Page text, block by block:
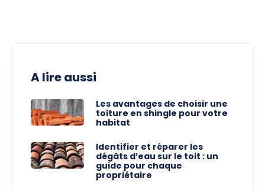
A lire aussi
Les avantages de choisir une
toiture en shingle pour votre
habitat
Identifier et réparer les
dégâts d’eau sur le toit : un
guide pour chaque
propriétaire